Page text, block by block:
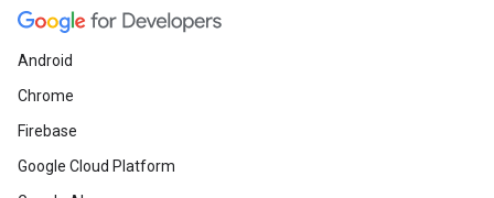
Android
Chrome
Firebase
Google Cloud Platform